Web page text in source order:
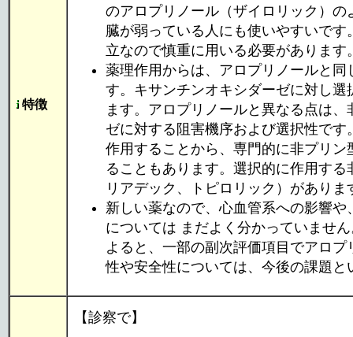
特徴
のアロプリノール（ザイロリック）
臓が弱っている人にも使いやすいで
立なので慎重に用いる必要があります
薬理作用からは、アロプリノールと
す。キサンチンオキシダーゼに対し
ます。アロプリノールと異なる点は
ゼに対する阻害機序および選択性で
作用することから、専門的に非プリ
ることもあります。選択的に作用す
リアデック、トピロリック）がありま
新しい薬なので、心血管系への影響
については まだよく分かっていませ
よると、一部の副次評価項目でアロ
性や安全性については、今後の課題と
【診察で】